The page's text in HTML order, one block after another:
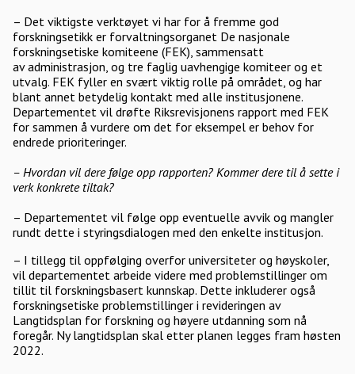
– Det viktigste verktøyet vi har for å fremme god
forskningsetikk er forvaltningsorganet De nasjonale
forskningsetiske komiteene (FEK), sammensatt
av administrasjon, og tre faglig uavhengige komiteer og et
utvalg. FEK fyller en svært viktig rolle på området, og har
blant annet betydelig kontakt med alle institusjonene.
Departementet vil drøfte Riksrevisjonens rapport med FEK
for sammen å vurdere om det for eksempel er behov for
endrede prioriteringer.
– Hvordan vil dere følge opp rapporten? Kommer dere til å sette i
verk konkrete tiltak?
– Departementet vil følge opp eventuelle avvik og mangler
rundt dette i styringsdialogen med den enkelte institusjon.
– I tillegg til oppfølging overfor universiteter og høyskoler,
vil departementet arbeide videre med problemstillinger om
tillit til forskningsbasert kunnskap. Dette inkluderer også
forskningsetiske problemstillinger i revideringen av
Langtidsplan for forskning og høyere utdanning som nå
foregår. Ny langtidsplan skal etter planen legges fram høsten
2022.